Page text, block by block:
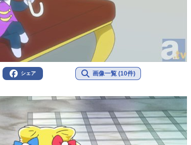
シェア 画像一覧 (10件)